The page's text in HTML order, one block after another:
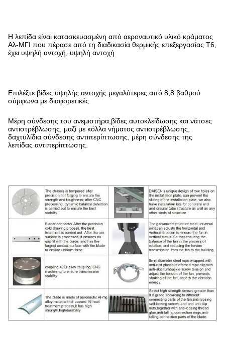
Η λεπίδα είναι κατασκευασμένη από αεροναυτικό υλικό κράματος
Αλ-ΜΓΙ που πέρασε από τη διαδικασία θερμικής επεξεργασίας Τ6,
έχει υψηλή αντοχή, υψηλή αντοχή
Επιλέξτε βίδες υψηλής αντοχής μεγαλύτερες από 8,8 βαθμού
σύμφωνα με διαφορετικές
Μέρη σύνδεσης του ανεμιστήρα,βίδες αυτοκλείδωσης και νάτσες
αντιστρέβλωσης, μαζί με κόλλα νήματος αντιστρέβλωσης,
δαχτυλίδια σύνδεσης αντιπερίπτωσης, μέρη σύνδεσης της
λεπίδας αντιπερίπτωσης.